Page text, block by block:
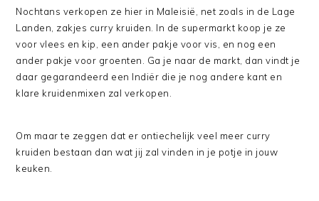
Nochtans verkopen ze hier in Maleisië, net zoals in de Lage
Landen, zakjes curry kruiden. In de supermarkt koop je ze
voor vlees en kip, een ander pakje voor vis, en nog een
ander pakje voor groenten. Ga je naar de markt, dan vindt je
daar gegarandeerd een Indiër die je nog andere kant en
klare kruidenmixen zal verkopen.
Om maar te zeggen dat er ontiechelijk veel meer curry
kruiden bestaan dan wat jij zal vinden in je potje in jouw
keuken.